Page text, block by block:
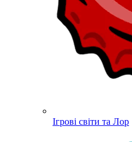
Ігрові світи та Лор